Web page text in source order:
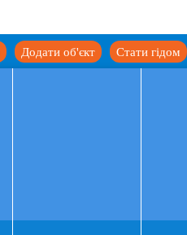
Стати гідом
Додати об'єкт